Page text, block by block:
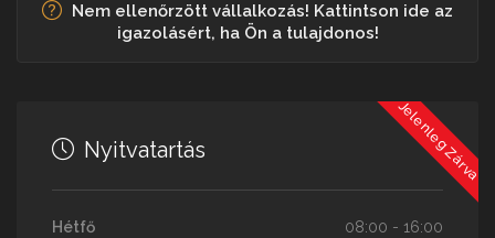
Nem ellenőrzött vállalkozás! Kattintson ide az
igazolásért, ha Ön a tulajdonos!
Jelenleg Zárva
Nyitvatartás
Hétfő
08:00 - 16:00